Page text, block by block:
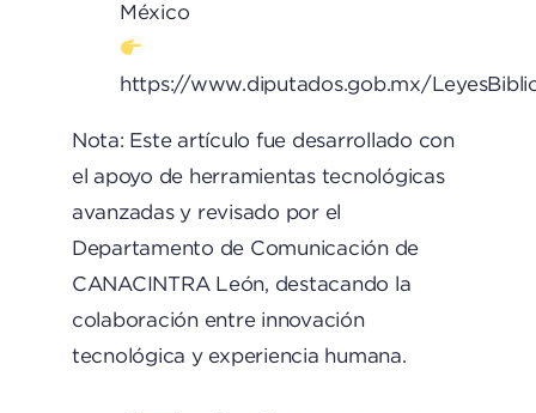
México
https://www.diputados.gob.mx/
Nota: Este artículo fue desarrollado con
el apoyo de herramientas tecnológicas
avanzadas y revisado por el
Departamento de Comunicación de
CANACINTRA León, destacando la
colaboración entre innovación
tecnológica y experiencia humana.